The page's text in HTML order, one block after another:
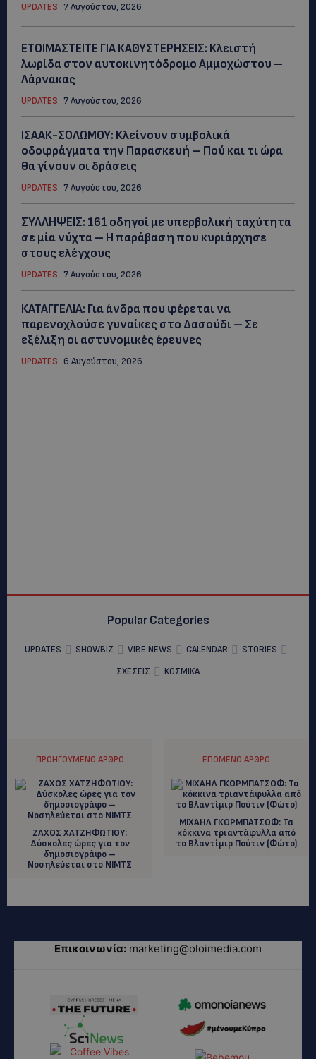
UPDATES 7 Αυγούστου, 2026
ΕΤΟΙΜΑΣΤΕΙΤΕ ΓΙΑ ΚΑΘΥΣΤΕΡΗΣΕΙΣ: Κλειστή
λωρίδα στον αυτοκινητόδρομο Αμμοχώστου –
Λάρνακας
UPDATES 7 Αυγούστου, 2026
ΙΣΑΑΚ-ΣΟΛΩΜΟΥ: Κλείνουν συμβολικά
οδοφράγματα την Παρασκευή – Πού και τι ώρα
θα γίνουν οι δράσεις
UPDATES 7 Αυγούστου, 2026
ΣΥΛΛΗΨΕΙΣ: 161 οδηγοί με υπερβολική ταχύτητα
σε μία νύχτα – Η παράβαση που κυριάρχησε
στους ελέγχους
UPDATES 7 Αυγούστου, 2026
ΚΑΤΑΓΓΕΛΙΑ: Για άνδρα που φέρεται να
παρενοχλούσε γυναίκες στο Δασούδι – Σε
εξέλιξη οι αστυνομικές έρευνες
UPDATES 6 Αυγούστου, 2026
Popular Categories
UPDATES SHOWBIZ VIBE NEWS CALENDAR
STORIES
ΣΧΕΣΕΙΣ
ΚΟΣΜΙΚΑ
ΠΡΟΗΓΟΎΜΕΝΟ ΆΡΘΡΟ
ΖΑΧΟΣ ΧΑΤΖΗΦΩΤΙΟΥ:
Δύσκολες ώρες για τον
δημοσιογράφο –
Νοσηλεύεται στο ΝΙΜΤΣ
ΕΠΌΜΕΝΟ ΆΡΘΡΟ
ΜΙΧΑΗΛ ΓΚΟΡΜΠΑΤΣΟΦ: Τα
κόκκινα τριαντάφυλλα από
το Βλαντίμιρ Πούτιν (Φώτο)
Επικοινωνία: marketing@oloimedia.com